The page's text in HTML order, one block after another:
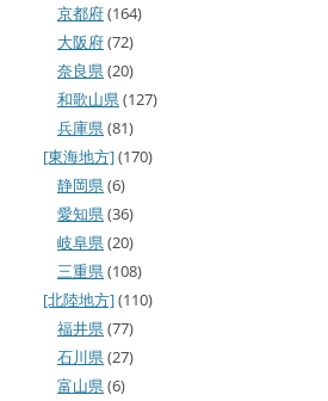
京都府(164)
大阪府(72)
奈良県(20)
和歌山県(127)
兵庫県(81)
[東海地方](170)
静岡県(6)
愛知県(36)
岐阜県(20)
三重県(108)
[北陸地方](110)
福井県(77)
石川県(27)
富山県(6)